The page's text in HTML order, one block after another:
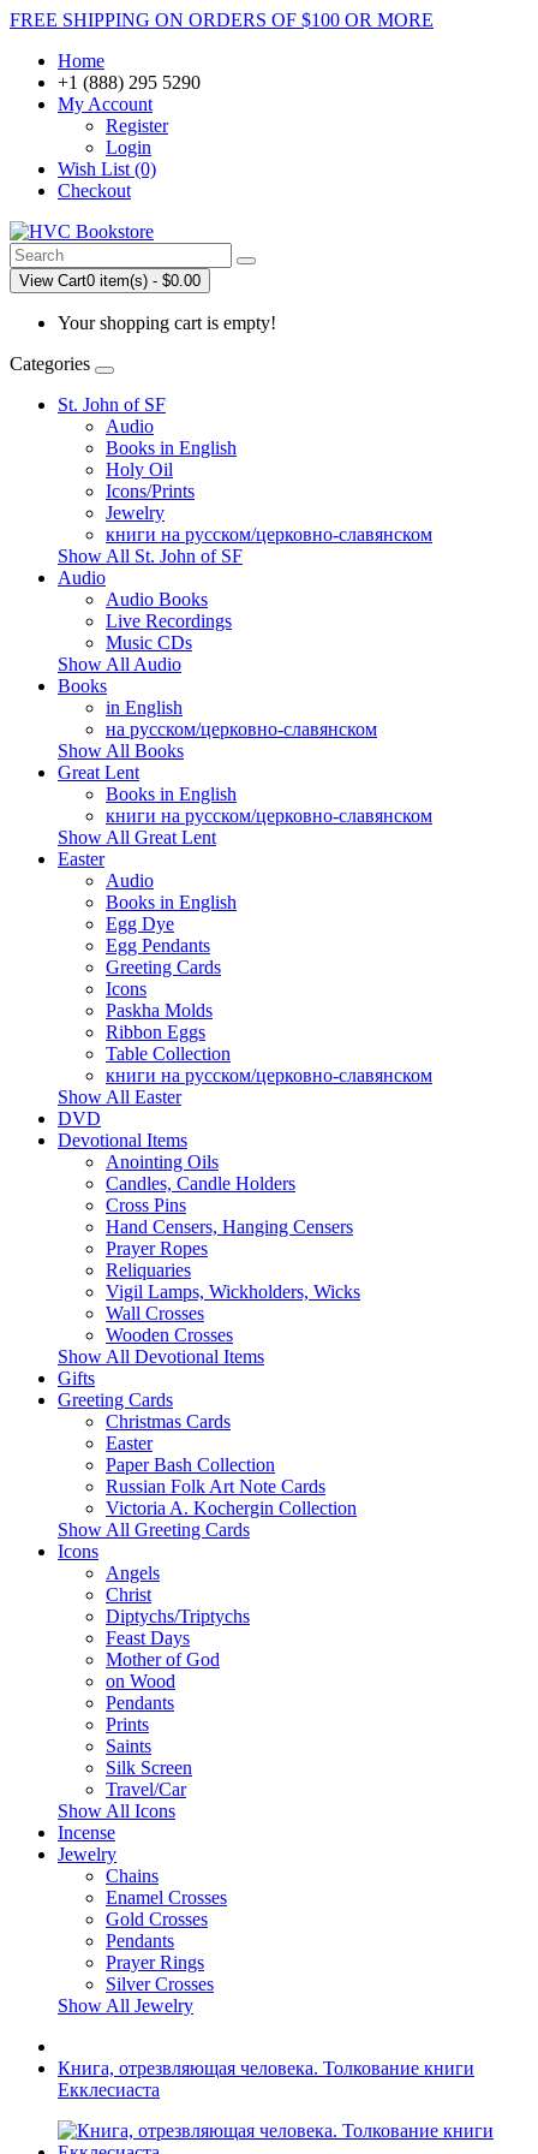
FREE SHIPPING ON ORDERS OF $100 OR MORE
Home
+1 (888) 295 5290
My Account
Register
Login
Wish List (0)
Checkout
View Cart0 item(s) - $0.00
Your shopping cart is empty!
Categories
St. John of SF
Audio
Books in English
Holy Oil
Icons/Prints
Jewelry
книги на русском/церковно-славянском
Show All St. John of SF
Audio
Audio Books
Live Recordings
Music CDs
Show All Audio
Books
in English
на русском/церковно-славянском
Show All Books
Great Lent
Books in English
книги на русском/церковно-славянском
Show All Great Lent
Easter
Audio
Books in English
Egg Dye
Egg Pendants
Greeting Cards
Icons
Paskha Molds
Ribbon Eggs
Table Collection
книги на русском/церковно-славянском
Show All Easter
DVD
Devotional Items
Anointing Oils
Candles, Candle Holders
Cross Pins
Hand Censers, Hanging Censers
Prayer Ropes
Reliquaries
Vigil Lamps, Wickholders, Wicks
Wall Crosses
Wooden Crosses
Show All Devotional Items
Gifts
Greeting Cards
Christmas Cards
Easter
Paper Bash Collection
Russian Folk Art Note Cards
Victoria A. Kochergin Collection
Show All Greeting Cards
Icons
Angels
Christ
Diptychs/Triptychs
Feast Days
Mother of God
on Wood
Pendants
Prints
Saints
Silk Screen
Travel/Car
Show All Icons
Incense
Jewelry
Chains
Enamel Crosses
Gold Crosses
Pendants
Prayer Rings
Silver Crosses
Show All Jewelry
Книга, отрезвляющая человека. Толкование книги
Екклесиаста